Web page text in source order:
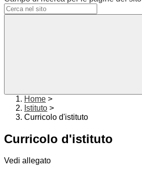
Home >
Istituto >
Curricolo d'istituto
Curricolo d'istituto
Vedi allegato